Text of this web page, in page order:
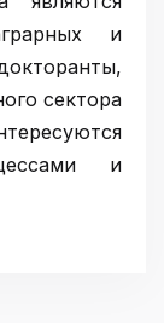
и
сектора
и